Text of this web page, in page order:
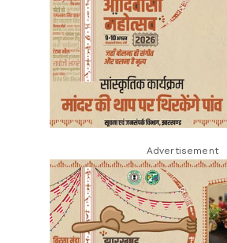
Advertisement